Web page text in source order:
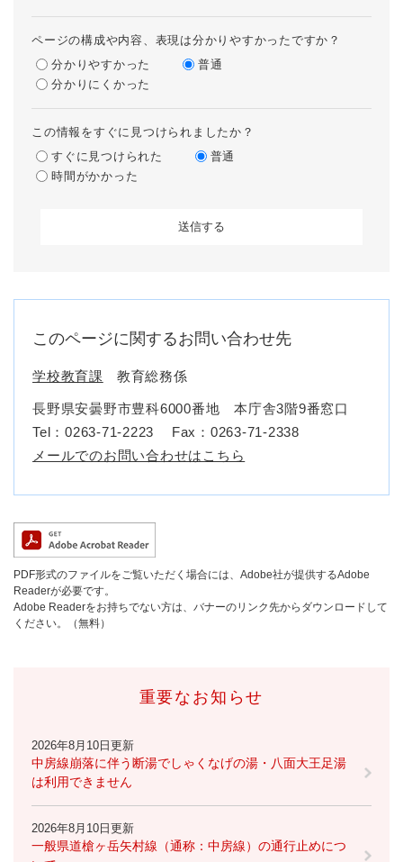
ページの構成や内容、表現は分かりやすかったですか？
分かりやすかった
普通
分かりにくかった
この情報をすぐに見つけられましたか？
すぐに見つけられた
普通
時間がかかった
このページに関するお問い合わせ先
学校教育課 教育総務係
長野県安曇野市豊科6000番地 本庁舎3階9番窓口
Tel：0263-71-2223
Fax：0263-71-2338
メールでのお問い合わせはこちら
PDF形式のファイルをご覧いただく場合には、Adobe社が提供するAdobe
Readerが必要です。
Adobe Readerをお持ちでない方は、バナーのリンク先からダウンロードして
ください。（無料）
重要なお知らせ
2026年8月10日更新
中房線崩落に伴う断湯でしゃくなげの湯・八面大王足湯
は利用できません
2026年8月10日更新
一般県道槍ヶ岳矢村線（通称：中房線）の通行止めにつ